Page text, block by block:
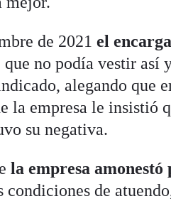
de 2021el
no podía vestir así
alegando que
la empresa le insistió
su negativa.
la empresa
condiciones de